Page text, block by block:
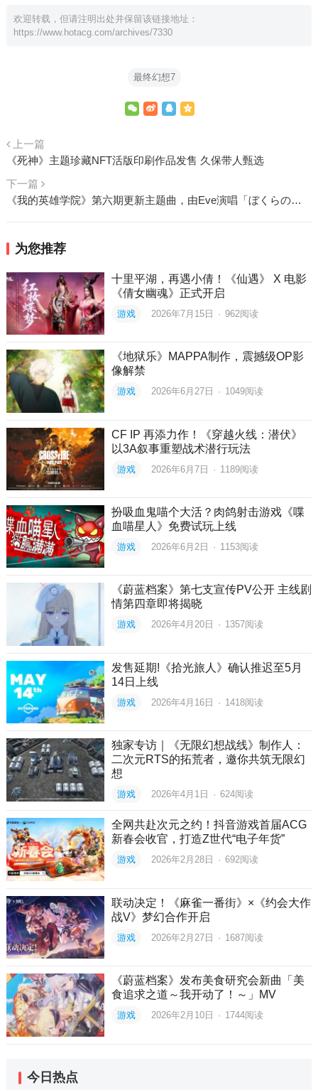
欢迎转载，但请注明出处并保留该链接地址：
https://www.hotacg.com/archives/7330
最终幻想7
上一篇
《死神》主题珍藏NFT活版印刷作品发售 久保带人甄选
下一篇
《我的英雄学院》第六期更新主题曲，由Eve演唱「ぼくらの」带来英雄们的应援歌
为您推荐
十里平湖，再遇小倩！《仙遇》 X 电影
《倩女幽魂》正式开启
游戏 2026年7月15日 · 962阅读
《地狱乐》MAPPA制作，震撼级OP影
像解禁
游戏 2026年6月27日 · 1049阅读
CF IP 再添力作！《穿越火线：潜伏》
以3A叙事重塑战术潜行玩法
游戏 2026年6月7日 · 1189阅读
扮吸血鬼喵个大活？肉鸽射击游戏《喋
血喵星人》免费试玩上线
游戏 2026年6月2日 · 1153阅读
《蔚蓝档案》第七支宣传PV公开 主线剧
情第四章即将揭晓
游戏 2026年4月20日 · 1357阅读
发售延期!《拾光旅人》确认推迟至5月
14日上线
游戏 2026年4月16日 · 1418阅读
独家专访｜《无限幻想战线》制作人：
二次元RTS的拓荒者，邀你共筑无限幻
想
游戏 2026年4月1日 · 624阅读
全网共赴次元之约！抖音游戏首届ACG
新春会收官，打造Z世代“电子年货”
游戏 2026年2月28日 · 692阅读
联动决定！《麻雀一番街》×《约会大作
战V》梦幻合作开启
游戏 2026年2月27日 · 1687阅读
《蔚蓝档案》发布美食研究会新曲「美
食追求之道～我开动了！～」MV
游戏 2026年2月10日 · 1744阅读
今日热点